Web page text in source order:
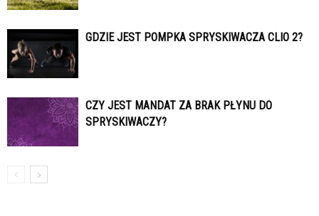
GDZIE JEST POMPKA SPRYSKIWACZA CLIO 2?
CZY JEST MANDAT ZA BRAK PŁYNU DO
SPRYSKIWACZY?